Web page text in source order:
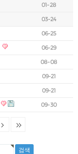
01-28
03-24
06-25
06-29
08-08
09-21
09-21
09-30